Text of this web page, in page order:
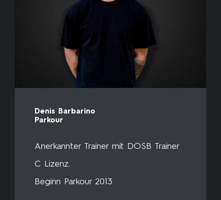
Denis Barbarino
Parkour
Anerkannter Trainer mit DOSB Trainer
C Lizenz.
Beginn Parkour 2013